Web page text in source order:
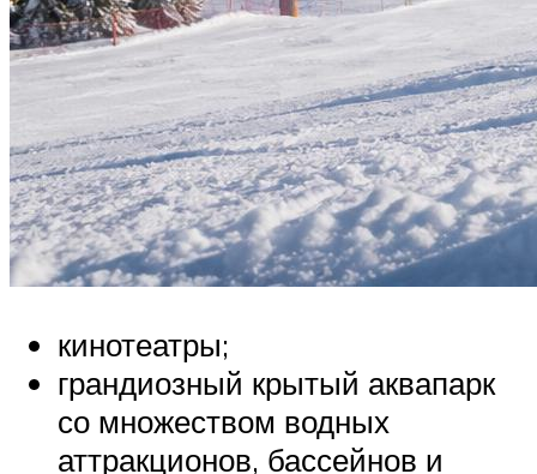
кинотеатры;
грандиозный крытый аквапарк
со множеством водных
аттракционов, бассейнов и